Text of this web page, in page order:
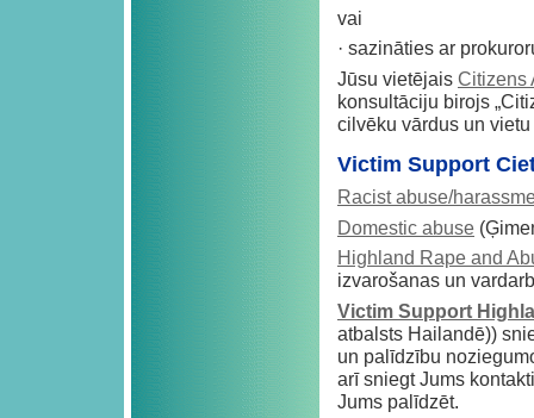
vai
· sazināties ar
Jūsu vietējais Citizens
konsultāciju birojs
cilvēku vārdus un
Victim Support
Racist abuse/
Domestic abuse
Highland Rape and
izvarošanas un
Victim Support
atbalsts Hailandē))
un palīdzību
arī sniegt Jums
Jums palīdzēt.